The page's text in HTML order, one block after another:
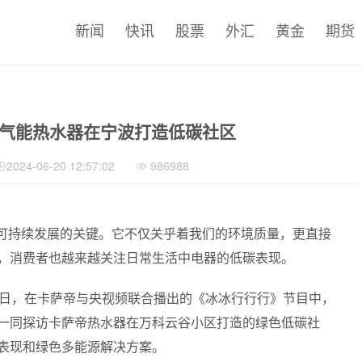
新闻 快讯 股票 外汇 黄金 期货
能热水器在宁波打造低碳社区
2024-06-20 12:57:02 986988
续发展的关键。它不仅关乎着我们的环境质量，更直接
费者也越来越关注日常生活中电器的低碳表现。
在卡萨帝与央视频联合播出的《冰冰行行行》节目中，
探访卡萨帝热水器在万科云谷小区打造的绿色低碳社
和绿色多能源解决方案。